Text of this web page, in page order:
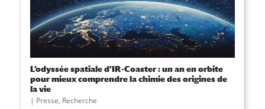
L’odyssée spatiale d’IR-Coaster : un an en orbite
pour mieux comprendre la chimie des origines de
la vie
Presse, Recherche